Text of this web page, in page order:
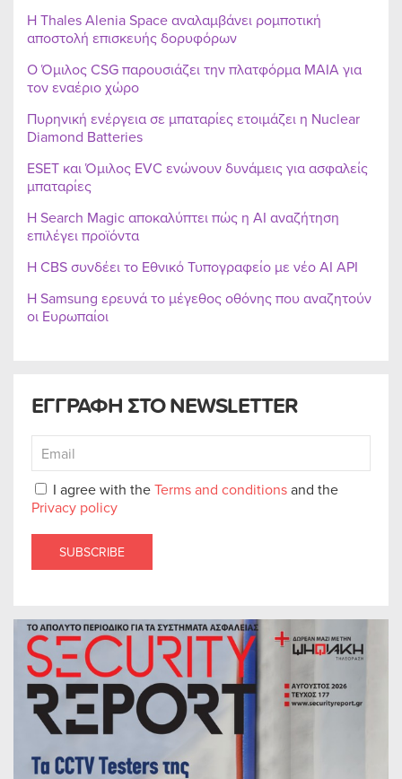
ΕΓΓΡΑΦΗ ΣΤΟ NEWSLETTER
I agree with theTerms and conditionsand the
Privacy policy
SUBSCRIBE
Η Thales Alenia Space αναλαμβάνει ρομποτική
αποστολή επισκευής δορυφόρων
Ο Όμιλος CSG παρουσιάζει την πλατφόρμα MAIA για
τον εναέριο χώρο
Πυρηνική ενέργεια σε μπαταρίες ετοιμάζει η Nuclear
Diamond Batteries
ESET και Όμιλος EVC ενώνουν δυνάμεις για ασφαλείς
μπαταρίες
Η Search Magic αποκαλύπτει πώς η AI αναζήτηση
επιλέγει προϊόντα
Η CBS συνδέει το Εθνικό Τυπογραφείο με νέο AI API
Η Samsung ερευνά το μέγεθος οθόνης που αναζητούν
οι Ευρωπαίοι